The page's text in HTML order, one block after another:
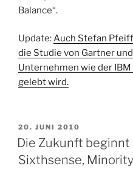
Balance“.
Update:Auch Stefan
die Studie von Gartner
Unternehmen wie der
gelebt wird.
VERÖFFENTLICHT
AM
20. JUNI 2010
Die Zukunft beginnt
Sixthsense,